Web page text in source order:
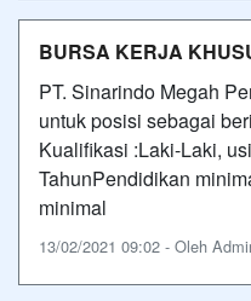
BURSA KERJA
PT. Sinarindo Megah
untuk posisi sebagai
Kualifikasi :Laki-Laki,
TahunPendidikan
minimal
13/02/2021 09:02 - Oleh